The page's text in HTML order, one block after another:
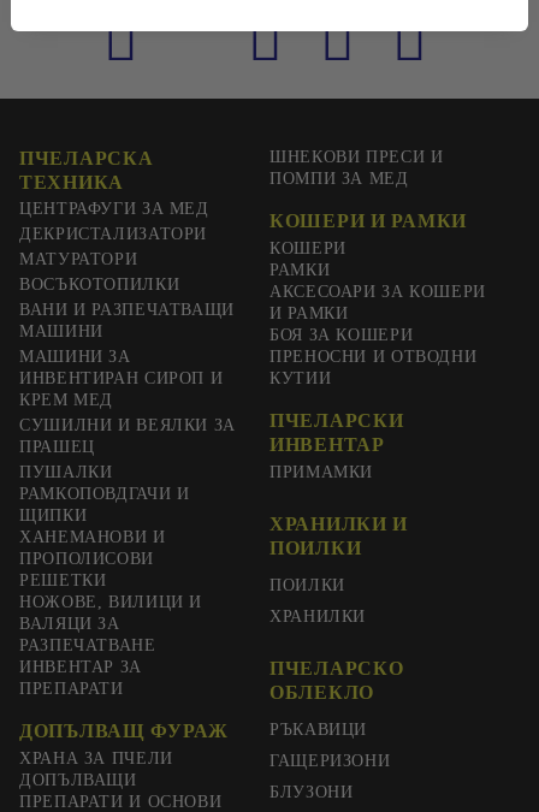
ПЧЕЛАРСКА
ТЕХНИКА
ЦЕНТРАФУГИ ЗА МЕД
ДЕКРИСТАЛИЗАТОРИ
МАТУРАТОРИ
ВОСЪКОТОПИЛКИ
ВАНИ И РАЗПЕЧАТВАЩИ
МАШИНИ
МАШИНИ ЗА
ИНВЕНТИРАН СИРОП И
КРЕМ МЕД
СУШИЛНИ И ВЕЯЛКИ ЗА
ПРАШЕЦ
ШНЕКОВИ ПРЕСИ И
ПОМПИ ЗА МЕД
КОШЕРИ И РАМКИ
КОШЕРИ
РАМКИ
АКСЕСОАРИ ЗА КОШЕРИ
И РАМКИ
БОЯ ЗА КОШЕРИ
ПРЕНОСНИ И ОТВОДНИ
КУТИИ
ПЧЕЛАРСКИ
ИНВЕНТАР
ПУШАЛКИ
РАМКОПОВДГАЧИ И
ЩИПКИ
ХАНЕМАНОВИ И
ПРОПОЛИСОВИ
РЕШЕТКИ
НОЖОВЕ, ВИЛИЦИ И
ВАЛЯЦИ ЗА
РАЗПЕЧАТВАНЕ
ИНВЕНТАР ЗА
ПРЕПАРАТИ
ДОПЪЛВАЩ ФУРАЖ
ХРАНА ЗА ПЧЕЛИ
ДОПЪЛВАЩИ
ПРЕПАРАТИ И ОСНОВИ
ПРИМАМКИ
ХРАНИЛКИ И
ПОИЛКИ
ПОИЛКИ
ХРАНИЛКИ
ПЧЕЛАРСКО
ОБЛЕКЛО
РЪКАВИЦИ
ГАЩЕРИЗОНИ
БЛУЗОНИ